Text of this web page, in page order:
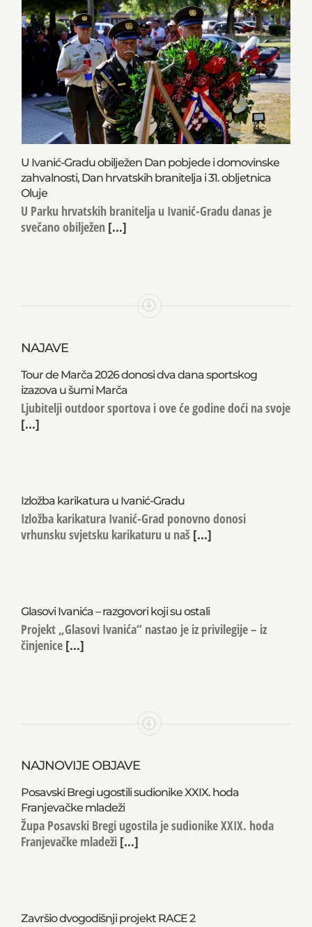
U Ivanić-Gradu obilježen Dan pobjede i domovinske
zahvalnosti, Dan hrvatskih branitelja i 31. obljetnica
Oluje
U Parku hrvatskih branitelja u Ivanić-Gradu danas je
svečano obilježen [...]
NAJAVE
Tour de Marča 2026 donosi dva dana sportskog
izazova u šumi Marča
Ljubitelji outdoor sportova i ove će godine doći na svoje
[...]
Izložba karikatura u Ivanić-Gradu
Izložba karikatura Ivanić-Grad ponovno donosi
vrhunsku svjetsku karikaturu u naš [...]
Glasovi Ivanića – razgovori koji su ostali
Projekt „Glasovi Ivanića“ nastao je iz privilegije – iz
činjenice [...]
NAJNOVIJE OBJAVE
Posavski Bregi ugostili sudionike XXIX. hoda
Franjevačke mladeži
Župa Posavski Bregi ugostila je sudionike XXIX. hoda
Franjevačke mladeži [...]
Završio dvogodišnji projekt RACE 2